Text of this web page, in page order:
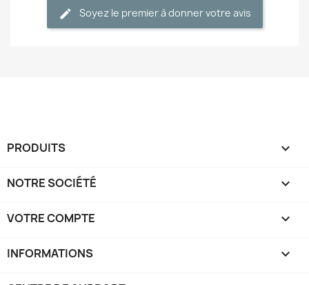
Soyez le premier à donner votre avis
PRODUITS 
NOTRE SOCIÉTÉ 
VOTRE COMPTE 
INFORMATIONS keyboard_arrow_down